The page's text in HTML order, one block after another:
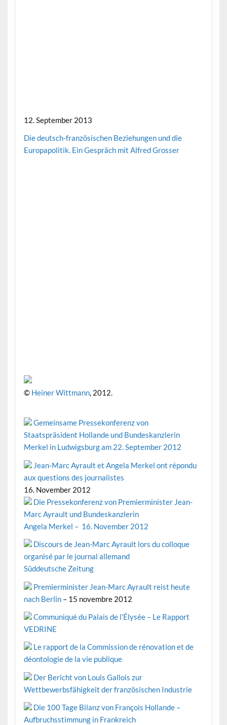
12. September 2013
Die deutsch-französischen Beziehungen und die
Europapolitik. Ein Gespräch mit Alfred Grosser
© Heiner Wittmann, 2012.
Gemeinsame Pressekonferenz von
Staatspräsident Hollande und Bundeskanzlerin
Merkel in Ludwigsburg am 22. September 2012
Jean-Marc Ayrault et Angela Merkel ont répondu
aux questions des journalistes
16. November 2012
Die Pressekonferenz von Premierminister Jean-
Marc Ayrault und Bundeskanzlerin
Angela Merkel – 16. November 2012
Discours de Jean-Marc Ayrault lors du colloque
organisé par le journal allemand
Süddeutsche Zeitung
Premierminister Jean-Marc Ayrault reist heute
nach Berlin – 15 novembre 2012
Communiqué du Palais de l’Élysée – Le Rapport
VEDRINE
Le rapport de la Commission de rénovation et de
déontologie de la vie publique
Der Bericht von Louis Gallois zur
Wettbewerbsfähigkeit der französischen Industrie
Die 100 Tage Bilanz von François Hollande –
Aufbruchsstimmung in Frankreich